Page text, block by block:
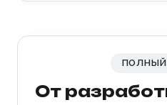
От